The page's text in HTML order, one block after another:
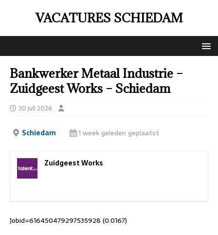
VACATURES SCHIEDAM
Bankwerker Metaal Industrie –
Zuidgeest Works – Schiedam
30 juli 2026
Schiedam 1 week geleden geplaatst
Zuidgeest Works
Jobid=616450479297535928 (0.0167)